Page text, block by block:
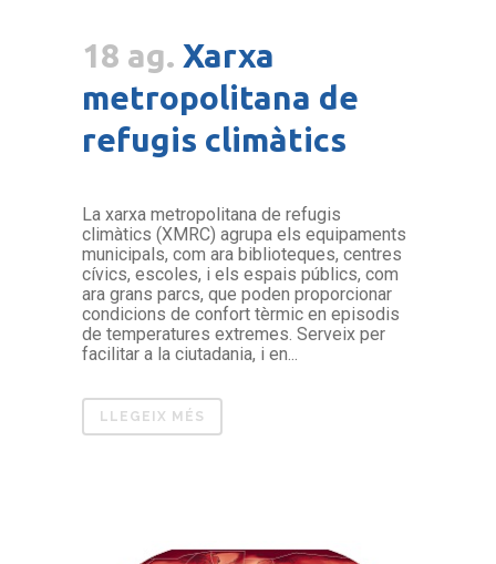
18 ag. Xarxa
metropolitana de
refugis climàtics
La xarxa metropolitana de refugis
climàtics (XMRC) agrupa els equipaments
municipals, com ara biblioteques, centres
cívics, escoles, i els espais públics, com
ara grans parcs, que poden proporcionar
condicions de confort tèrmic en episodis
de temperatures extremes. Serveix per
facilitar a la ciutadania, i en...
LLEGEIX MÉS